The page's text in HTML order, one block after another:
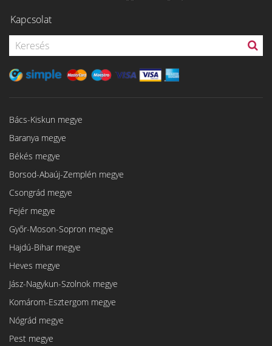
Kapcsolat
Bács-Kiskun megye
Baranya megye
Békés megye
Borsod-Abaúj-Zemplén megye
Csongrád megye
Fejér megye
Győr-Moson-Sopron megye
Hajdú-Bihar megye
Heves megye
Jász-Nagykun-Szolnok megye
Komárom-Esztergom megye
Nógrád megye
Pest megye